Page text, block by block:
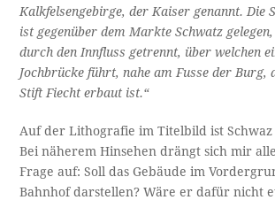
Kalkfelsengebirge, der Kaiser genannt. Die
ist gegenüber dem Markte Schwatz
durch den Innfluss getrennt, über welchen
Jochbrücke führt, nahe am Fusse der Burg,
Stift Fiecht erbaut ist.“
Auf der Lithografie im Titelbild ist
Bei näherem Hinsehen drängt sich mir
Frage auf: Soll das Gebäude im
Bahnhof darstellen? Wäre er dafür nicht